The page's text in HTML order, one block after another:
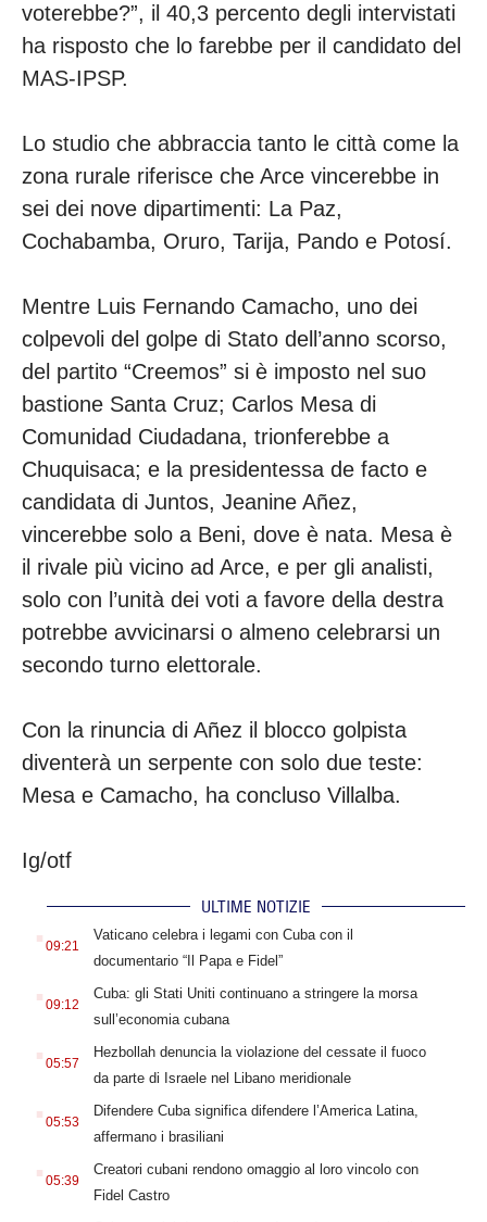
voterebbe?”, il 40,3 percento degli intervistati
ha risposto che lo farebbe per il candidato del
MAS-IPSP.
Lo studio che abbraccia tanto le città come la
zona rurale riferisce che Arce vincerebbe in
sei dei nove dipartimenti: La Paz,
Cochabamba, Oruro, Tarija, Pando e Potosí.
Mentre Luis Fernando Camacho, uno dei
colpevoli del golpe di Stato dell’anno scorso,
del partito “Creemos” si è imposto nel suo
bastione Santa Cruz; Carlos Mesa di
Comunidad Ciudadana, trionferebbe a
Chuquisaca; e la presidentessa de facto e
candidata di Juntos, Jeanine Añez,
vincerebbe solo a Beni, dove è nata. Mesa è
il rivale più vicino ad Arce, e per gli analisti,
solo con l’unità dei voti a favore della destra
potrebbe avvicinarsi o almeno celebrarsi un
secondo turno elettorale.
Con la rinuncia di Añez il blocco golpista
diventerà un serpente con solo due teste:
Mesa e Camacho, ha concluso Villalba.
Ig/otf
ULTIME NOTIZIE
. 09:21
Vaticano celebra i legami con Cuba con il
documentario “Il Papa e Fidel”
. 09:12
Cuba: gli Stati Uniti continuano a stringere la morsa
sull’economia cubana
. 05:57
Hezbollah denuncia la violazione del cessate il fuoco
da parte di Israele nel Libano meridionale
. 05:53
Difendere Cuba significa difendere l’America Latina,
affermano i brasiliani
. 05:39
Creatori cubani rendono omaggio al loro vincolo con
Fidel Castro